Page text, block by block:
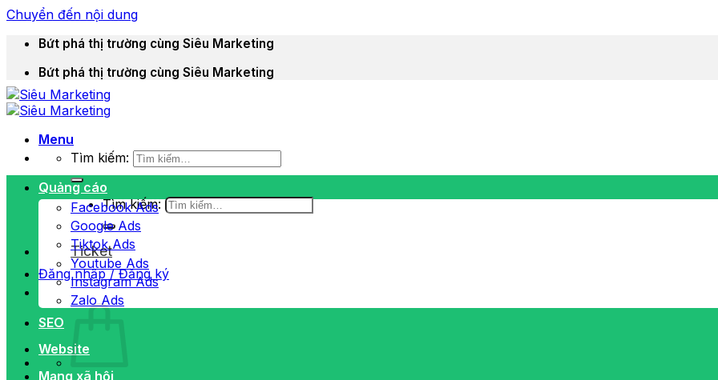
Chuyển đến nội dung
Bứt phá thị trường cùng Siêu Marketing
Bứt phá thị trường cùng Siêu Marketing
Menu
Tìm kiếm:
Tìm kiếm:
Ticket
Đăng nhập / Đăng ký
Quảng cáo
Facebook Ads
Google Ads
Tiktok Ads
Youtube Ads
Instagram Ads
Zalo Ads
SEO
Website
Mạng xã hội